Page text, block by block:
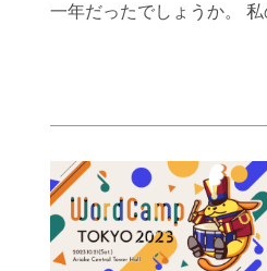
一年だったでしょうか。